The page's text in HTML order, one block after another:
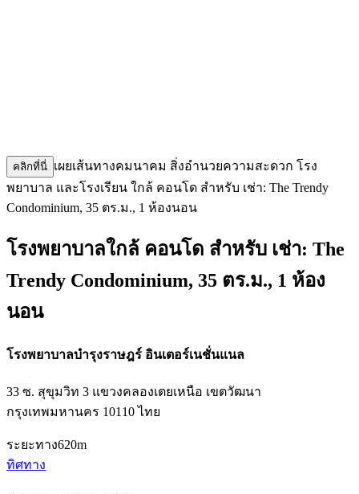
คลิกที่นี่ เผยเส้นทางคมนาคม สิ่งอำนวยความสะดวก โรง
พยาบาล และโรงเรียน ใกล้ คอนโด สำหรับ เช่า: The Trendy
Condominium, 35 ตร.ม., 1 ห้องนอน
โรงพยาบาลใกล้ คอนโด สำหรับ เช่า: The
Trendy Condominium, 35 ตร.ม., 1 ห้อง
นอน
โรงพยาบาลบำรุงราษฎร์ อินเตอร์เนชั่นแนล
33 ซ. สุขุมวิท 3 แขวงคลองเตยเหนือ เขตวัฒนา
กรุงเทพมหานคร 10110 ไทย
ระยะทาง620m
ทิศทาง